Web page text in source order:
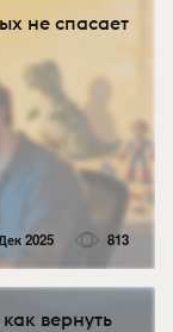
не спасает
2025 813
вернуть